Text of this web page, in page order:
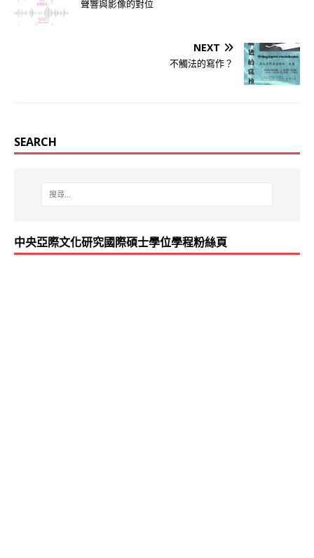
聲響與影像的對位
NEXT
不觸法的寫作？
SEARCH
中央亞際文化研究國際碩士學位學程粉絲頁